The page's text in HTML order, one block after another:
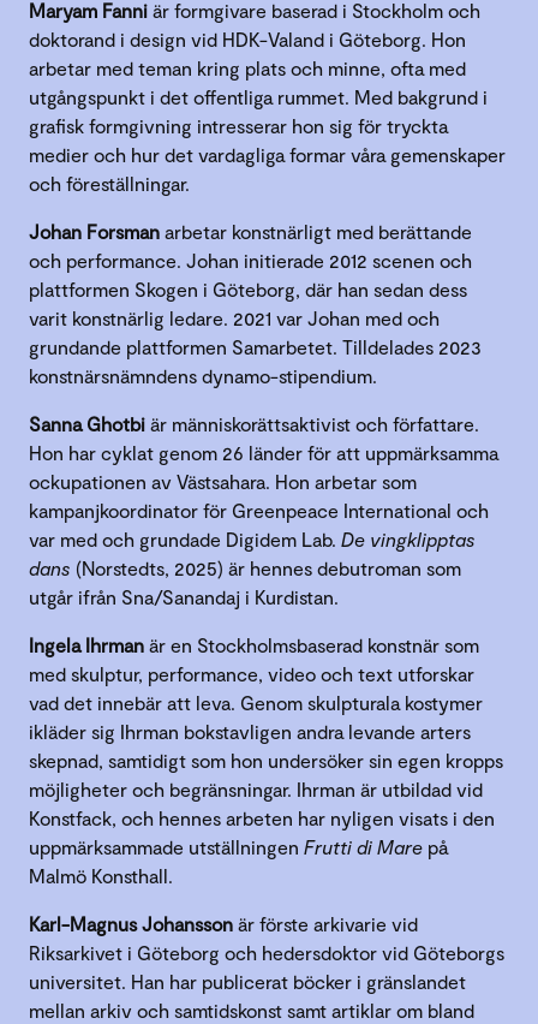
Maryam Fanni är formgivare baserad i Stockholm och
doktorand i design vid HDK-Valand i Göteborg. Hon
arbetar med teman kring plats och minne, ofta med
utgångspunkt i det offentliga rummet. Med bakgrund i
grafisk formgivning intresserar hon sig för tryckta
medier och hur det vardagliga formar våra gemenskaper
och föreställningar.
Johan Forsman arbetar konstnärligt med berättande
och performance. Johan initierade 2012 scenen och
plattformen Skogen i Göteborg, där han sedan dess
varit konstnärlig ledare. 2021 var Johan med och
grundande plattformen Samarbetet. Tilldelades 2023
konstnärsnämndens dynamo-stipendium.
Sanna Ghotbi är människorättsaktivist och författare.
Hon har cyklat genom 26 länder för att uppmärksamma
ockupationen av Västsahara. Hon arbetar som
kampanjkoordinator för Greenpeace International och
var med och grundade Digidem Lab. De vingklipptas
dans (Norstedts, 2025) är hennes debutroman som
utgår ifrån Sna/Sanandaj i Kurdistan.
Ingela Ihrman är en Stockholmsbaserad konstnär som
med skulptur, performance, video och text utforskar
vad det innebär att leva. Genom skulpturala kostymer
ikläder sig Ihrman bokstavligen andra levande arters
skepnad, samtidigt som hon undersöker sin egen kropps
möjligheter och begränsningar. Ihrman är utbildad vid
Konstfack, och hennes arbeten har nyligen visats i den
uppmärksammade utställningen Frutti di Mare på
Malmö Konsthall.
Karl-Magnus Johansson är förste arkivarie vid
Riksarkivet i Göteborg och hedersdoktor vid Göteborgs
universitet. Han har publicerat böcker i gränslandet
mellan arkiv och samtidskonst samt artiklar om bland